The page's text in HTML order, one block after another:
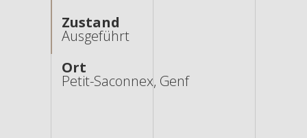
Zustand
Ausgeführt
Ort
Petit-Saconnex, Genf